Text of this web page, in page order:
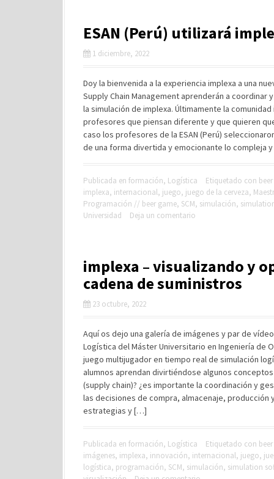
ESAN (Perú) utilizará
1 diciembre, 2022
Doy la bienvenida a la experiencia implexa a una
Supply Chain Management aprenderán a
la simulación de implexa. Últimamente la
profesores que piensan diferente y que quieren
caso los profesores de la ESAN (Perú)
de una forma divertida y emocionante lo compleja
Publicada en formación, Logística Etiquetado con
implexa, internacional, juego, juego de la cerveza,
Programación // beer game, SCM, simulación,
Universidad
Deja un comentario
implexa – visualizando y
cadena de suministros
23 octubre, 2022
Aquí os dejo una galería de imágenes y par de
Logística del Máster Universitario en Ingeniería de
juego multijugador en tiempo real de simulación
alumnos aprendan divirtiéndose algunos
(supply chain)? ¿es importante la coordinación y
las decisiones de compra, almacenaje,
estrategias y […]
Publicada en formación, Logística Etiquetado con
imágenes, implexa, innovación, internacional, juego,
logística, programación, SCM, simulación, simulation